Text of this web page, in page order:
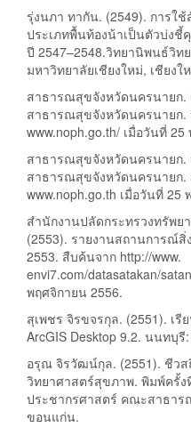
รุ่งนภา ทากัน. (2549). การใ
ประเภทพื้นท้องน้าเป็นตัวบ่ง
ปี 2547–2548.วิทยานิพนธ์วิ
มหาวิทยาลัยเชียงใหม่, เชียงใ
สาธารณสุขจังหวัดนครนายก.
สาธารณสุขจังหวัดนครนายก.
www.noph.go.th/ เมื่อวันที่
สาธารณสุขจังหวัดนครนายก.
สาธารณสุขจังหวัดนครนายก.
www.noph.go.th เมื่อวันที่ 25
สำนักงานปลัดกระทรวงทรัพ
(2553). รายงานสถานการณ์
2553. สืบค้นจาก http://www.
envi7.com/datasatakan/
พฤศจิกายน 2556.
สุเพชร จิรขจรกุล. (2551). เ
ArcGIS Desktop 9.2. นนทบุ
อรุณ จิรวัฒน์กุล. (2551). ชีว
วิทยาศาสตร์สุขภาพ. พิมพ์ครั้
ประชากรศาสตร์ คณะสาธา
ขอนแก่น.